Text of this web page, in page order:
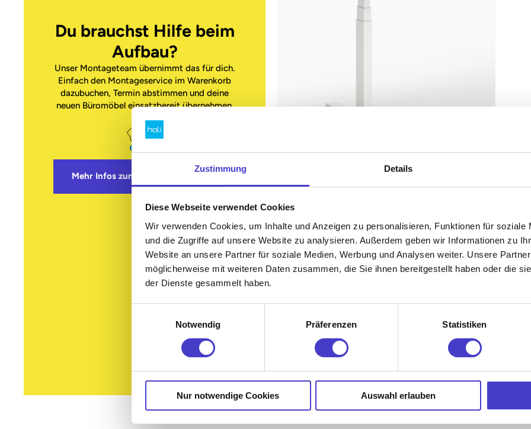
Zustimmung Details
Diese Webseite verwendet Cookies
Wir verwenden Cookies, um Inhalte und Anzeigen zu personalisieren, Funktionen für soziale
und die Zugriffe auf unsere Website zu analysieren. Außerdem geben wir Informationen zu
Website an unsere Partner für soziale Medien, Werbung und Analysen weiter. Unsere
möglicherweise mit weiteren Daten zusammen, die Sie ihnen bereitgestellt haben oder die
der Dienste gesammelt haben.
Notwendig
Präferenzen Statistiken
Nur notwendige Cookies Auswahl erlauben
Du brauchst Hilfe beim
Aufbau?
Unser Montageteam übernimmt das für dich.
Einfach den Montageservice im Warenkorb
dazubuchen, Termin abstimmen und deine
neuen Büromöbel einsatzbereit übernehmen.
Mehr Infos zum Montageservice
s52 focus – Gestell Weiß (glatt)
Memory-Funktion
ab
inkl. 20% MwSt. (Netto: €399,16)